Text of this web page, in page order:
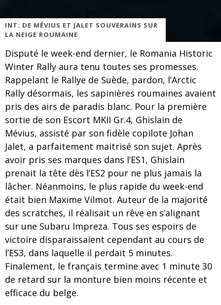
INT: DE MÉVIUS ET JALET SOUVERAINS SUR
LA NEIGE ROUMAINE
Disputé le week-end dernier, le Romania Historic
Winter Rally aura tenu toutes ses promesses.
Rappelant le Rallye de Suède, pardon, l’Arctic
Rally désormais, les sapinières roumaines avaient
pris des airs de paradis blanc. Pour la première
sortie de son Escort MKII Gr.4, Ghislain de
Mévius, assisté par son fidèle copilote Johan
Jalet, a parfaitement maitrisé son sujet. Après
avoir pris ses marques dans l’ES1, Ghislain
prenait la tête dès l’ES2 pour ne plus jamais la
lâcher. Néanmoins, le plus rapide du week-end
était bien Maxime Vilmot. Auteur de la majorité
des scratches, il réalisait un rêve en s’alignant
sur une Subaru Impreza. Tous ses espoirs de
victoire disparaissaient cependant au cours de
l’ES3, dans laquelle il perdait 5 minutes.
Finalement, le français termine avec 1 minute 30
de retard sur la monture bien moins récente et
efficace du belge.